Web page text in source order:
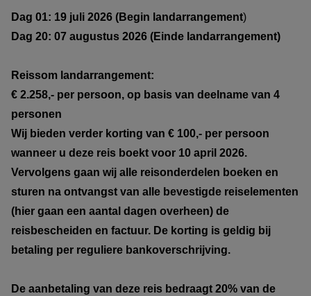
Dag 01: 19 juli 2026 (Begin landarrangement)
Dag 20: 07 augustus 2026 (Einde landarrangement)
Reissom landarrangement:
€ 2.258,- per persoon, op basis van deelname van 4
personen
Wij bieden verder korting van € 100,- per persoon
wanneer u deze reis boekt voor 10 april 2026.
Vervolgens gaan wij alle reisonderdelen boeken en
sturen na ontvangst van alle bevestigde reiselementen
(hier gaan een aantal dagen overheen) de
reisbescheiden en factuur. De korting is geldig bij
betaling per reguliere bankoverschrijving.
De aanbetaling van deze reis bedraagt 20% van de